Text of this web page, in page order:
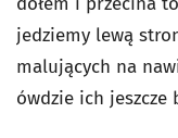
jedziemy lewą
malujących na
ówdzie ich jeszcze